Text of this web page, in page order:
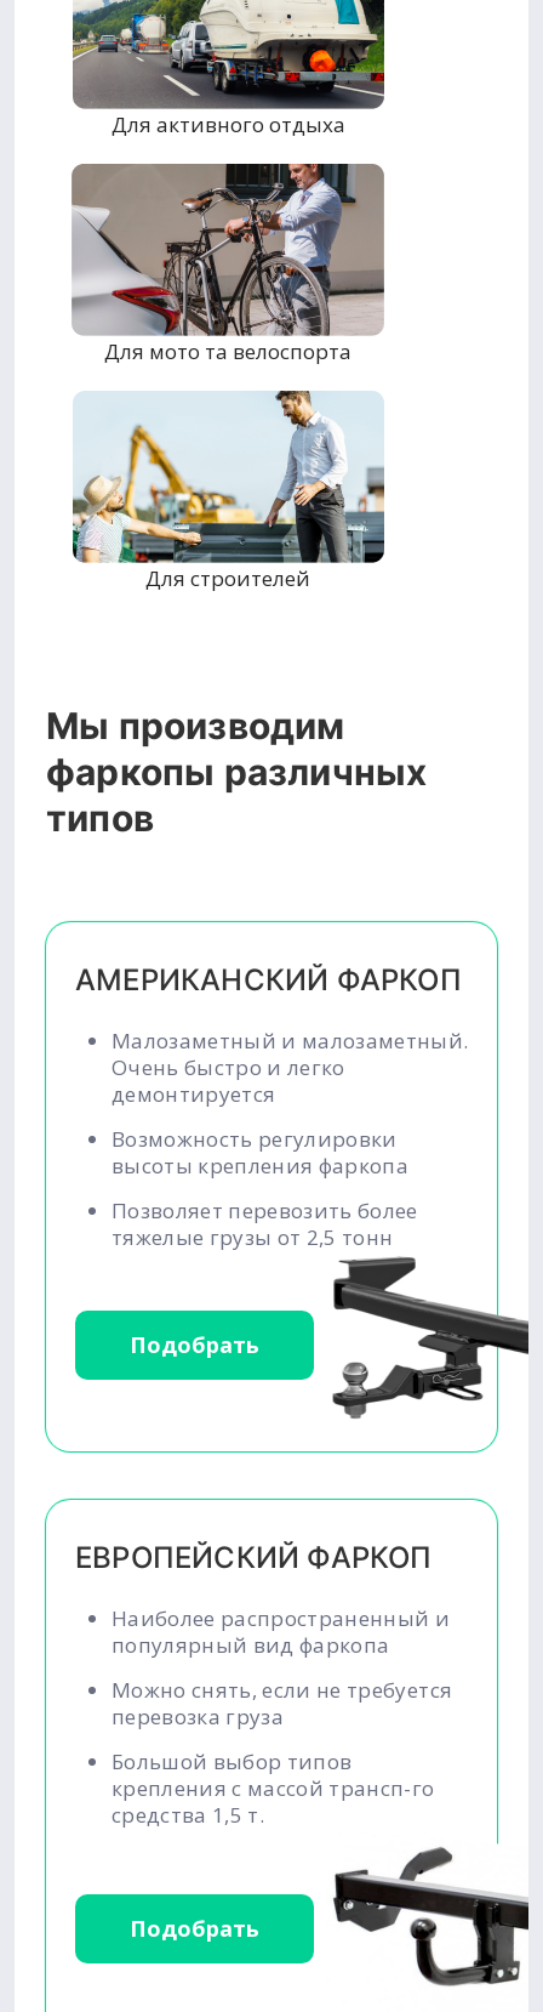
Для активного отдыха
Для мото та велоспорта
Для строителей
Мы производим
фаркопы различных
типов
АМЕРИКАНСКИЙ ФАРКОП
Малозаметный и малозаметный.
Очень быстро и легко
демонтируется
Возможность регулировки
высоты крепления фаркопа
Позволяет перевозить более
тяжелые грузы от 2,5 тонн
Подобрать
ЕВРОПЕЙСКИЙ ФАРКОП
Наиболее распространенный и
популярный вид фаркопа
Можно снять, если не требуется
перевозка груза
Большой выбор типов
крепления с массой трансп-го
средства 1,5 т.
Подобрать